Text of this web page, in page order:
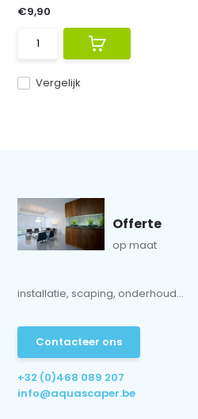
Vergelijk
€9,90
Offerte
op maat
installatie, scaping, onderhoud...
Contacteer ons
+32 (0)468 089 207
info@aquascaper.be